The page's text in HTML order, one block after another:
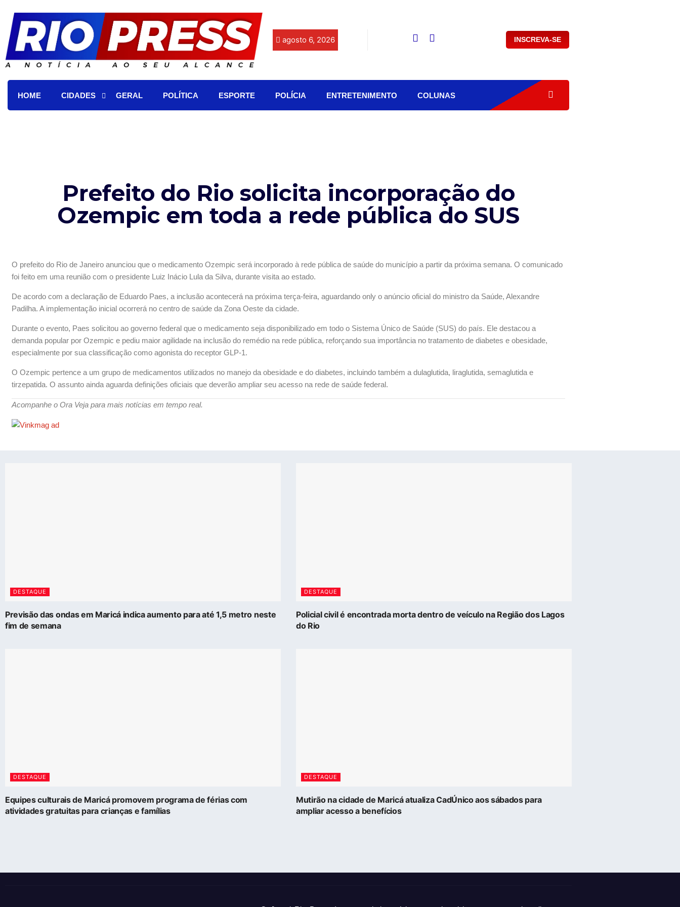
agosto 6, 2026 INSCREVA-SE
HOME CIDADES GERAL POLÍTICA ESPORTE POLÍCIA ENTRETENIMENTO COLUNAS
Prefeito do Rio solicita incorporação do
Ozempic em toda a rede pública do SUS
O prefeito do Rio de Janeiro anunciou que o medicamento Ozempic será incorporado à rede pública de saúde do município a partir da próxima semana. O comunicado
foi feito em uma reunião com o presidente Luiz Inácio Lula da Silva, durante visita ao estado.
De acordo com a declaração de Eduardo Paes, a inclusão acontecerá na próxima terça-feira, aguardando only o anúncio oficial do ministro da Saúde, Alexandre
Padilha. A implementação inicial ocorrerá no centro de saúde da Zona Oeste da cidade.
Durante o evento, Paes solicitou ao governo federal que o medicamento seja disponibilizado em todo o Sistema Único de Saúde (SUS) do país. Ele destacou a
demanda popular por Ozempic e pediu maior agilidade na inclusão do remédio na rede pública, reforçando sua importância no tratamento de diabetes e obesidade,
especialmente por sua classificação como agonista do receptor GLP‑1.
O Ozempic pertence a um grupo de medicamentos utilizados no manejo da obesidade e do diabetes, incluindo também a dulaglutida, liraglutida, semaglutida e
tirzepatida. O assunto ainda aguarda definições oficiais que deverão ampliar seu acesso na rede de saúde federal.
Acompanhe o Ora Veja para mais notícias em tempo real.
DESTAQUE
Previsão das ondas em Maricá indica aumento para até 1,5 metro neste
fim de semana
DESTAQUE
Policial civil é encontrada morta dentro de veículo na Região dos Lagos
do Rio
DESTAQUE
Equipes culturais de Maricá promovem programa de férias com
atividades gratuitas para crianças e famílias
DESTAQUE
Mutirão na cidade de Maricá atualiza CadÚnico aos sábados para
ampliar acesso a benefícios